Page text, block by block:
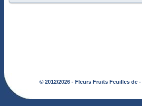
© 2012/2026 - Fleurs Fruits Feuilles de -